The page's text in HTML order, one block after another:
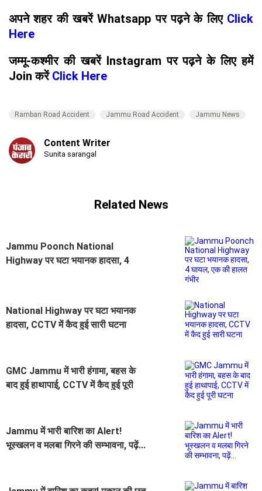
अपने शहर की खबरें Whatsapp पर पढ़ने के लिए Click
Here
जम्मू-कश्मीर की खबरें Instagram पर पढ़ने के लिए हमें
Join करें Click Here
Ramban Road Accident Jammu Road Accident Jammu News
Content Writer
Sunita sarangal
Related News
Jammu Poonch National
Highway पर घटा भयानक हादसा, 4
National Highway पर घटा भयानक
हादसा, CCTV में कैद हुई सारी घटना
GMC Jammu में भारी हंगामा, बहस के
बाद हुई हाथापाई, CCTV में कैद हुई पूरी
Jammu में भारी बारिश का Alert!
भूस्खलन व मलबा गिरने की सम्भावना, पढ़ें...